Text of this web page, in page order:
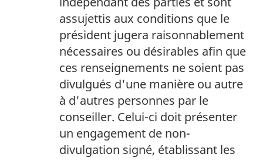
assujettis aux conditions que le
président jugera raisonnablement
nécessaires ou désirables afin que
ces renseignements ne soient pas
divulgués d'une manière ou autre
à d'autres personnes par le
conseiller. Celui-ci doit présenter
un engagement de non-
divulgation signé, établissant les